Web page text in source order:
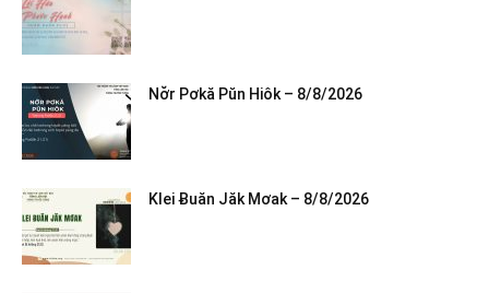
Nơ̆r Pơkă Pŭn Hiôk – 8/8/2026
Klei Ƀuăn Jăk Mơak – 8/8/2026